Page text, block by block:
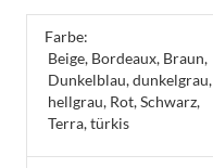
quantity
Farbe:
Beige, Bordeaux, Braun,
Dunkelblau, dunkelgrau,
hellgrau, Rot, Schwarz,
Terra, türkis